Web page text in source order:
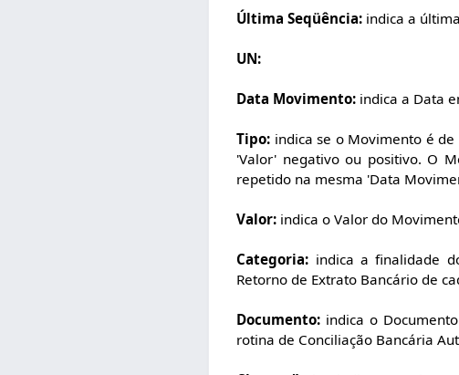
Última Seqüência: indica a
UN:
Data Movimento: indica a Data
Tipo: indica se o Movimento é
'Valor' negativo ou positivo. O
repetido na mesma 'Data
Valor: indica o Valor do
Categoria: indica a finalidade
Retorno de Extrato Bancário de
Documento: indica o
rotina de Conciliação Bancária